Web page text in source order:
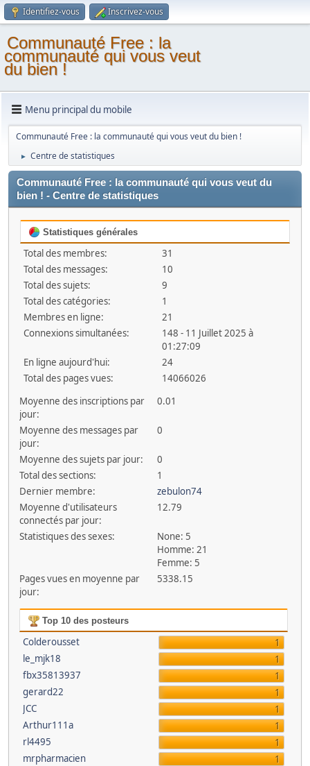
Identifiez-vous Inscrivez-vous
Communauté Free : la
communauté qui vous veut
du bien !
Menu principal du mobile
Communauté Free : la communauté qui vous veut du bien !
► Centre de statistiques
Communauté Free : la communauté qui vous veut du
bien ! - Centre de statistiques
Statistiques générales
Total des membres:
31
Total des messages:
10
Total des sujets:
9
Total des catégories:
1
Membres en ligne:
21
Connexions simultanées:
148 - 11 Juillet 2025 à
01:27:09
En ligne aujourd'hui:
24
Total des pages vues:
14066026
Moyenne des inscriptions par
jour:
0.01
Moyenne des messages par
jour:
0
Moyenne des sujets par jour:
0
Total des sections:
1
Dernier membre:
zebulon74
Moyenne d'utilisateurs
connectés par jour:
12.79
Statistiques des sexes:
None: 5
Homme: 21
Femme: 5
Pages vues en moyenne par
jour:
5338.15
Top 10 des posteurs
Colderousset
1
le_mjk18
1
fbx35813937
1
gerard22
1
JCC
1
Arthur111a
1
rl4495
1
mrpharmacien
1